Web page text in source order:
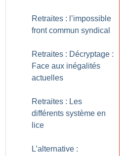
Retraites : l’impossible
front commun syndical
Retraites : Décryptage :
Face aux inégalités
actuelles
Retraites : Les
différents système en
lice
L’alternative :